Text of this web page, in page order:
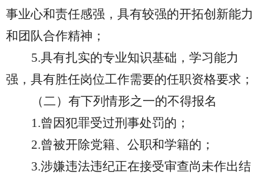
事业心和责任感强，具有较强的开拓创新能力
和团队合作精神；
5.具有扎实的专业知识基础，学习能力
强，具有胜任岗位工作需要的任职资格要求；
（二）有下列情形之一的不得报名
1.曾因犯罪受过刑事处罚的；
2.曾被开除党籍、公职和学籍的；
3.涉嫌违法违纪正在接受审查尚未作出结